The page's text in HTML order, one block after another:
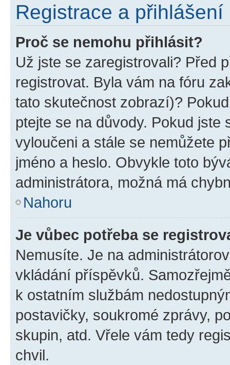
Registrace a přihlášení
Proč se nemohu přihlásit?
Už jste se zaregistrovali? Před
registrovat. Byla vám na fóru
tato skutečnost zobrazí)?
ptejte se na důvody. Pokud jste
vyloučeni a stále se nemůžete
jméno a heslo. Obvykle toto
administrátora, možná má
Nahoru
Je vůbec potřeba se
Nemusíte. Je na
vkládání příspěvků.
k ostatním službám
postavičky, soukromé zprávy,
skupin, atd. Vřele vám tedy
chvil.